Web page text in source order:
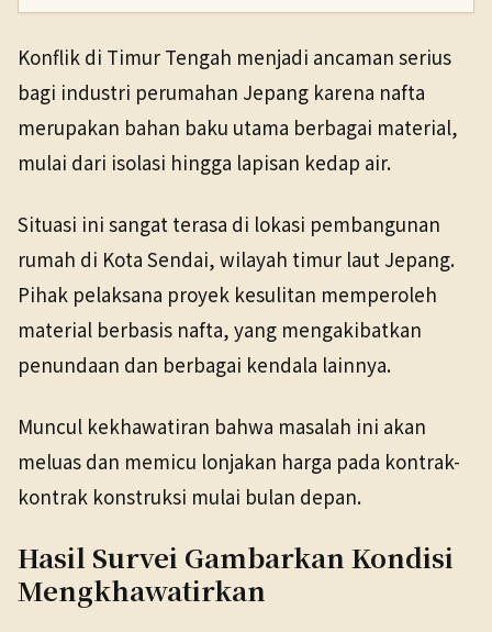
Konflik di Timur Tengah menjadi ancaman serius
bagi industri perumahan Jepang karena nafta
merupakan bahan baku utama berbagai material,
mulai dari isolasi hingga lapisan kedap air.
Situasi ini sangat terasa di lokasi pembangunan
rumah di Kota Sendai, wilayah timur laut Jepang.
Pihak pelaksana proyek kesulitan memperoleh
material berbasis nafta, yang mengakibatkan
penundaan dan berbagai kendala lainnya.
Muncul kekhawatiran bahwa masalah ini akan
meluas dan memicu lonjakan harga pada kontrak-
kontrak konstruksi mulai bulan depan.
Hasil Survei Gambarkan Kondisi
Mengkhawatirkan